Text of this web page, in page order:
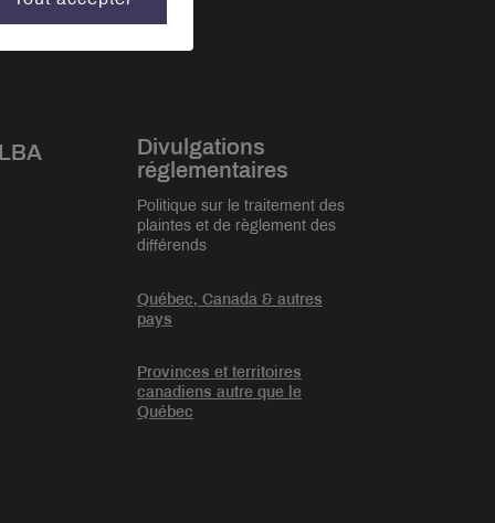
Divulgations
réglementaires
Politique sur le traitement des
plaintes et de règlement des
différends
Québec, Canada & autres
pays
Provinces et territoires
canadiens autre que le
Québec